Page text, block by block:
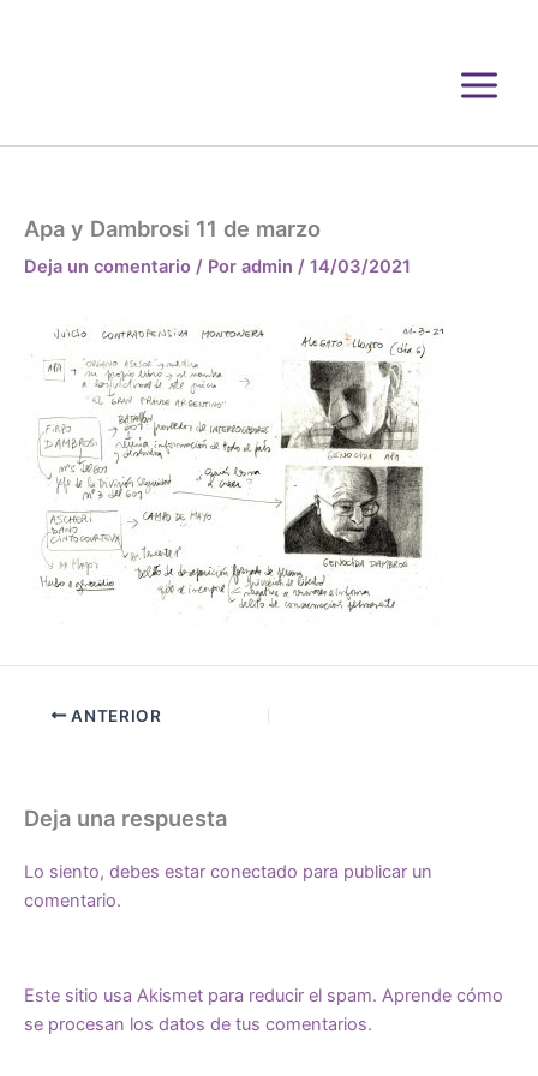
Apa y Dambrosi 11 de marzo
Deja un comentario / Por admin / 14/03/2021
ANTERIOR
Deja una respuesta
Lo siento, debes estar conectado para publicar un
comentario.
Este sitio usa Akismet para reducir el spam. Aprende cómo
se procesan los datos de tus comentarios.